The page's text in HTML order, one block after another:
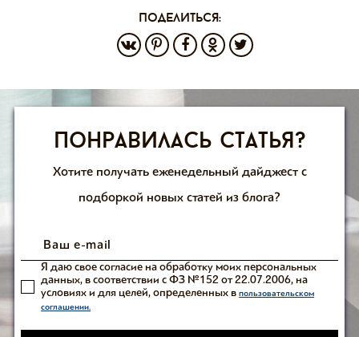
поделиться:
Понравилась статья?
Хотите получать еженедельный дайджест с
подборкой новых статей из блога?
Я даю свое согласие на обработку моих персональных
данных, в соответствии с ФЗ №152 от 22.07.2006, на
условиях и для целей, определенных впользовательском
соглашении.